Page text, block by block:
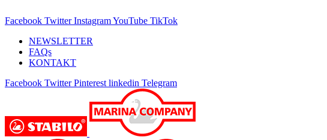
Facebook Twitter InstagramYouTube TikTok
NEWSLETTER
FAQs
KONTAKT
Facebook Twitter Pinterest linkedin Telegram